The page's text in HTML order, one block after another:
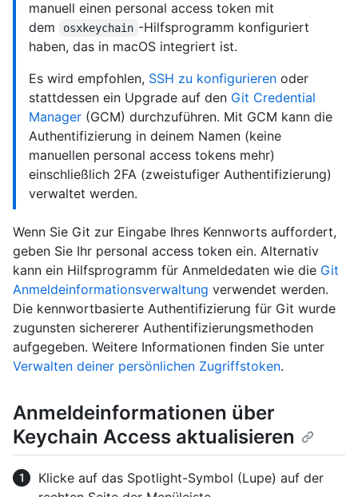
manuell einen personal access token mit
dem
osxkeychain -Hilfsprogramm konfiguriert
haben, das in macOS integriert ist.
Es wird empfohlen, SSH zu konfigurieren oder
stattdessen ein Upgrade auf den Git Credential
Manager (GCM) durchzuführen. Mit GCM kann die
Authentifizierung in deinem Namen (keine
manuellen personal access tokens mehr)
einschließlich 2FA (zweistufiger Authentifizierung)
verwaltet werden.
Wenn Sie Git zur Eingabe Ihres Kennworts auffordert,
geben Sie Ihr personal access token ein. Alternativ
kann ein Hilfsprogramm für Anmeldedaten wie die Git
Anmeldeinformationsverwaltung verwendet werden.
Die kennwortbasierte Authentifizierung für Git wurde
zugunsten sichererer Authentifizierungsmethoden
aufgegeben. Weitere Informationen finden Sie unter
Verwalten deiner persönlichen Zugriffstoken.
Anmeldeinformationen über
Keychain Access aktualisieren
Klicke auf das Spotlight-Symbol (Lupe) auf der